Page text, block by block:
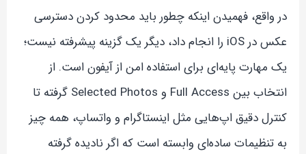
در واقع، فهمیدن اینکه چطور باید محدود کردن دسترسی
عکس در iOS را انجام داد، دیگر یک گزینه پیشرفته نیست؛
یک مهارت پایه‌ای برای استفاده امن از آیفون است. از
انتخاب بین Full Access و Selected Photos گرفته تا
کنترل دقیق اپ‌هایی مثل اینستاگرام و واتساپ، همه چیز
به تنظیمات ساده‌ای وابسته است که اگر نادیده گرفته